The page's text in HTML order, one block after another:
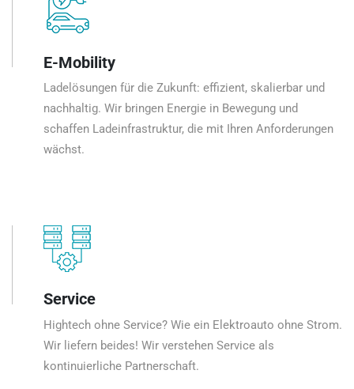
E-Mobility
Ladelösungen für die Zukunft: effizient, skalierbar und
nachhaltig. Wir bringen Energie in Bewegung und
schaffen Ladeinfrastruktur, die mit Ihren Anforderungen
wächst.
Service
Hightech ohne Service? Wie ein Elektroauto ohne Strom.
Wir liefern beides! Wir verstehen Service als
kontinuierliche Partnerschaft.